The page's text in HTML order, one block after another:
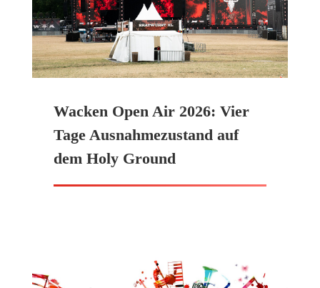
Wacken Open Air 2026: Vier
Tage Ausnahmezustand auf
dem Holy Ground